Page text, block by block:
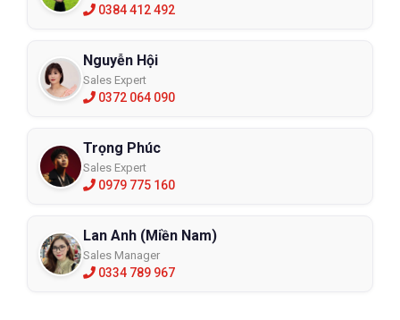
0384 412 492
Nguyễn Hội
Sales Expert
0372 064 090
Trọng Phúc
Sales Expert
0979 775 160
Lan Anh (Miền Nam)
Sales Manager
0334 789 967